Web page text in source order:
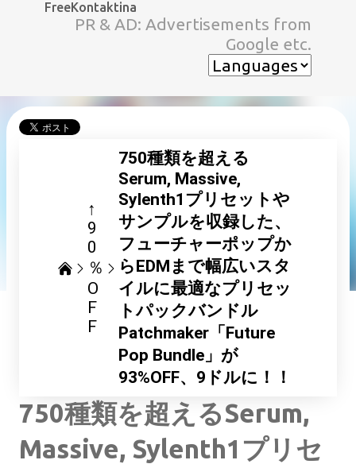
スキップしてメイン コンテンツに移動
FreeKontaktina
PR & AD: Advertisements from
Google etc.
↑
9
0
％
O
F
F
750種類を超える
Serum, Massive,
Sylenth1プリセットや
サンプルを収録した、
フューチャーポップか
らEDMまで幅広いスタ
イルに最適なプリセッ
トパックバンドル
Patchmaker「Future
Pop Bundle」が
93%OFF、9ドルに！！
750種類を超えるSerum,
Massive, Sylenth1プリセ